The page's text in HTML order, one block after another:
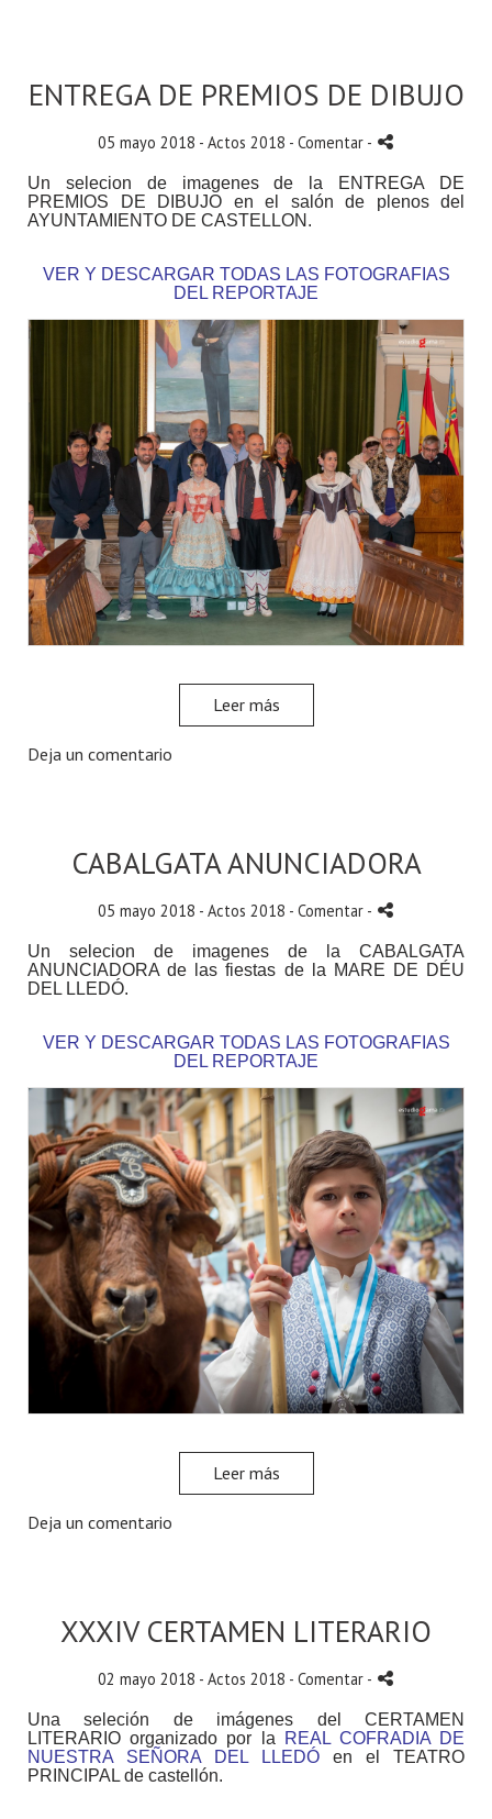
ENTREGA DE PREMIOS DE DIBUJO
05 mayo 2018 - Actos 2018 - Comentar -
Un selecion de imagenes de la ENTREGA DE
PREMIOS DE DIBUJO en el salón de plenos del
AYUNTAMIENTO DE CASTELLON.
VER Y DESCARGAR TODAS LAS FOTOGRAFIAS
DEL REPORTAJE
Leer más
Deja un comentario
CABALGATA ANUNCIADORA
05 mayo 2018 - Actos 2018 - Comentar -
Un selecion de imagenes de la CABALGATA
ANUNCIADORA de las fiestas de la MARE DE DÉU
DEL LLEDÓ.
VER Y DESCARGAR TODAS LAS FOTOGRAFIAS
DEL REPORTAJE
Leer más
Deja un comentario
XXXIV CERTAMEN LITERARIO
02 mayo 2018 - Actos 2018 - Comentar -
Una seleción de imágenes del CERTAMEN
LITERARIO organizado por la REAL COFRADIA DE
NUESTRA SEÑORA DEL LLEDÓ en el TEATRO
PRINCIPAL de castellón.